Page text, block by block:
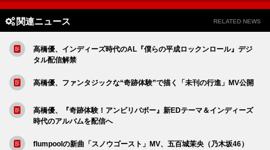
関連ニュース RELATED NEWS
高橋優、インディーズ時代のAL『僕らの平成ロックンロール』デジ
タル配信解禁
高橋優、ファンタジックな“奇跡体験”で描く「未刊の行進」MV公開
高橋優、『奇跡体験！アンビリバボー』新EDテーマ＆インディーズ
時代のアルバムを配信へ
flumpoolの新曲「スノウゴースト」MV、五百城茉央（乃木坂46）